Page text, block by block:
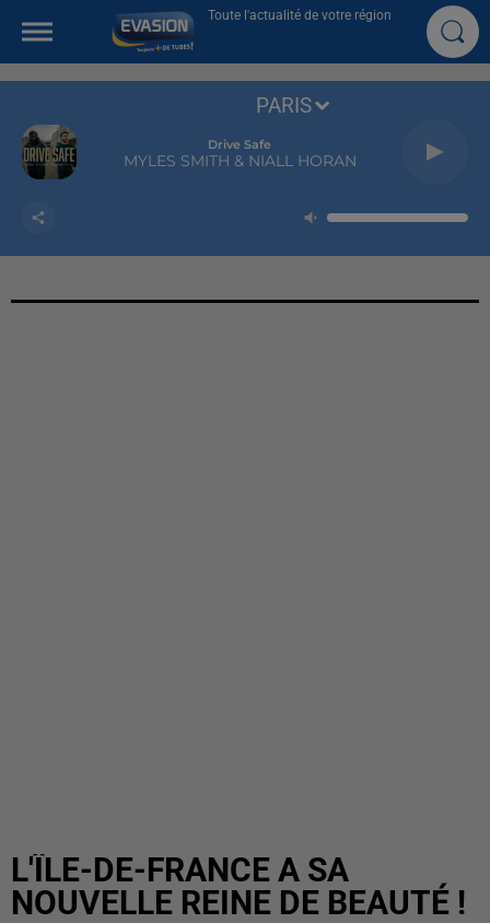
Toute l'actualité de votre région
Drive Safe
MYLES SMITH & NIALL HORAN
PARIS
L'ÎLE-DE-FRANCE A SA
NOUVELLE REINE DE BEAUTÉ !